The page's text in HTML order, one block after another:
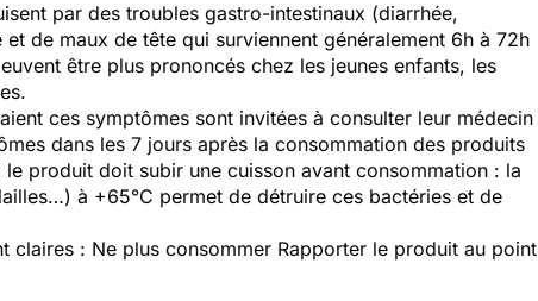
par des troubles gastro-intestinaux (diarrhée,
de maux de tête qui surviennent généralement 6h à 72h
être plus prononcés chez les jeunes enfants, les
ces symptômes sont invitées à consulter leur médecin
dans les 7 jours après la consommation des produits
produit doit subir une cuisson avant consommation : la
à +65°C permet de détruire ces bactéries et de
claires : Ne plus consommer Rapporter le produit au point